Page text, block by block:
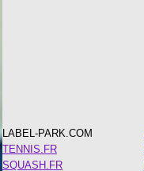
LABEL-PARK.COM
TENNIS.FR
SQUASH.FR